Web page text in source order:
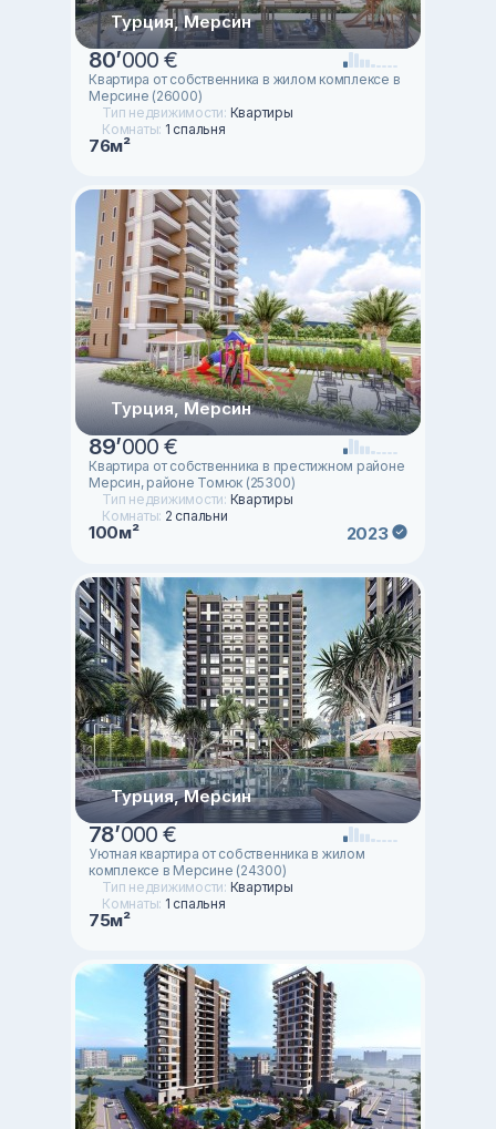
Турция, Мерсин
80’000 €
Квартира от собственника в жилом комплексе в
Мерсине (26000)
Тип недвижимости: Квартиры
Комнаты: 1 спальня
76м²
Турция, Мерсин
89’000 €
Квартира от собственника в престижном районе
Мерсин, районе Томюк (25300)
Тип недвижимости: Квартиры
Комнаты: 2 спальни
100м² 2023
Турция, Мерсин
78’000 €
Уютная квартира от собственника в жилом
комплексе в Мерсине (24300)
Тип недвижимости: Квартиры
Комнаты: 1 спальня
75м²